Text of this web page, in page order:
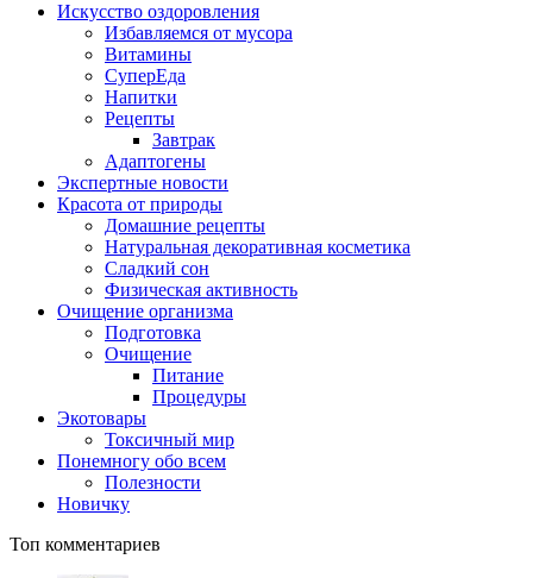
Искусство оздоровления
Избавляемся от мусора
Витамины
СуперЕда
Напитки
Рецепты
Завтрак
Адаптогены
Экспертные новости
Красота от природы
Домашние рецепты
Натуральная декоративная косметика
Сладкий сон
Физическая активность
Очищение организма
Подготовка
Очищение
Питание
Процедуры
Экотовары
Токсичный мир
Понемногу обо всем
Полезности
Новичку
Топ комментариев